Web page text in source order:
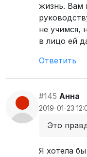
жизнь. Вам
не учимся,
в лицо ей
Ответить
#145 Анна
2019-01-23
Это
Я хотела